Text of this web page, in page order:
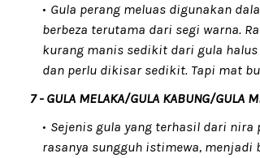
Gula perang meluas digunakan
berbeza terutama dari segi warna.
kurang manis sedikit dari gula
dan perlu dikisar sedikit. Tapi mat
7 - GULA MELAKA/GULA KABUNG/GULA
Sejenis gula yang terhasil dari nira
rasanya sungguh istimewa, menjadi